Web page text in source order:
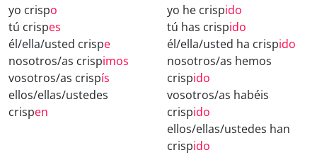
yo crispo
tú crispes
él/ella/usted crispe
nosotros/as crispimos
vosotros/as crispís
ellos/ellas/ustedes
crispen
yo he crispido
tú has crispido
él/ella/usted ha crispido
nosotros/as hemos
crispido
vosotros/as habéis
crispido
ellos/ellas/ustedes han
crispido